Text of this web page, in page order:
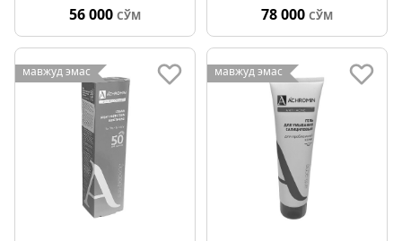
56 000 СЎМ 78 000 СЎМ
мавжуд эмас мавжуд эмас